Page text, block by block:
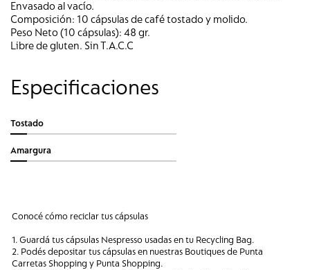
Envasado al vacío.
Composición: 10 cápsulas de café tostado y molido.
Peso Neto (10 cápsulas): 48 gr.
Libre de gluten. Sin T.A.C.C
Especificaciones
Tostado
Amargura
Conocé cómo reciclar tus cápsulas
1. Guardá tus cápsulas Nespresso usadas en tu Recycling Bag.
2. Podés depositar tus cápsulas en nuestras Boutiques de Punta
Carretas Shopping y Punta Shopping.